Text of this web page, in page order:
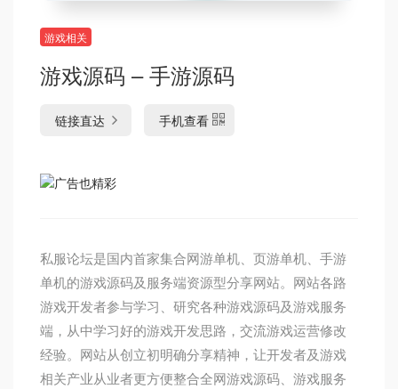
游戏相关
游戏源码 – 手游源码
链接直达 手机查看
私服论坛是国内首家集合网游单机、页游单机、手游
单机的游戏源码及服务端资源型分享网站。网站各路
游戏开发者参与学习、研究各种游戏源码及游戏服务
端，从中学习好的游戏开发思路，交流游戏运营修改
经验。网站从创立初明确分享精神，让开发者及游戏
相关产业从业者更方便整合全网游戏源码、游戏服务